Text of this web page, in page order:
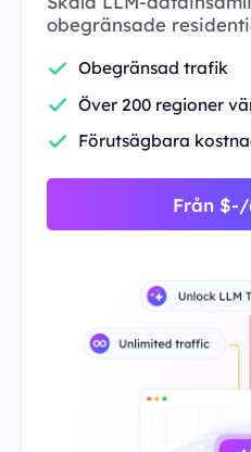
obegränsade
Obegränsad trafik
Över 200 regioner
Förutsägbara
Från